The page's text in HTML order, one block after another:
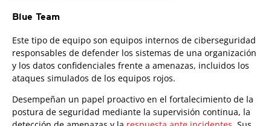
Blue Team
Este tipo de equipo son equipos internos de ciberseguridad
responsables de defender los sistemas de una organización
y los datos confidenciales frente a amenazas, incluidos los
ataques simulados de los equipos rojos.
Desempeñan un papel proactivo en el fortalecimiento de la
postura de seguridad mediante la supervisión continua, la